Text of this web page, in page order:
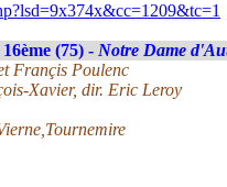
(75) - Notre Dame
Françis Poulenc
Xavier, dir. Eric Leroy